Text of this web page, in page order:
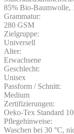
85% Bio-Baumwolle,
Grammatur:
280 GSM
Zielgruppe:
Universell
Alter:
Erwachsene
Geschlecht:
Unisex
Passform / Schnitt:
Medium
Zertifizierungen:
Oeko-Tex Standard
Pflegehinweise:
Waschen bei 30 °C,